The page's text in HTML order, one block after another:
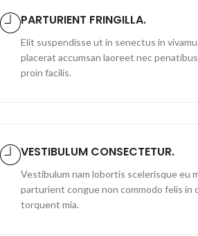
PARTURIENT FRINGILLA.
Elit suspendisse ut in senectus in
placerat accumsan laoreet nec
proin facilis.
VESTIBULUM CONSECTETUR.
Vestibulum nam lobortis scelerisque eu
parturient congue non commodo felis in
torquent mia.